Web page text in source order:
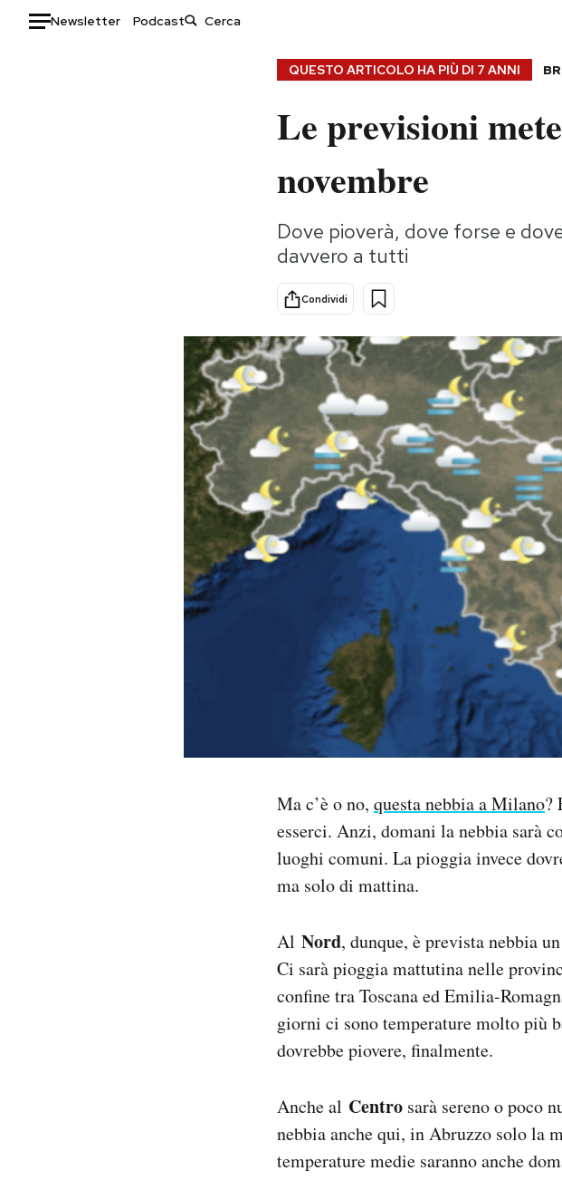
Newsletter Podcast
Storie/Idee
Ok Boomer!
Altrecose
Mondiali calcio 2026
QUESTO ARTICOLO HA PIÙ DI 7 ANNI
Le previsioni
novembre
Dove pioverà, dove forse e
davvero a tutti
Condividi
Ma c’è o no, questa nebbia a Milano?
esserci. Anzi, domani la nebbia sarà
luoghi comuni. La pioggia invece
ma solo di mattina.
Al Nord, dunque, è prevista nebbia
Ci sarà pioggia mattutina nelle
confine tra Toscana ed Emilia-
giorni ci sono temperature molto più
dovrebbe piovere, finalmente.
Anche al Centro sarà sereno o poco
nebbia anche qui, in Abruzzo solo la
temperature medie saranno anche